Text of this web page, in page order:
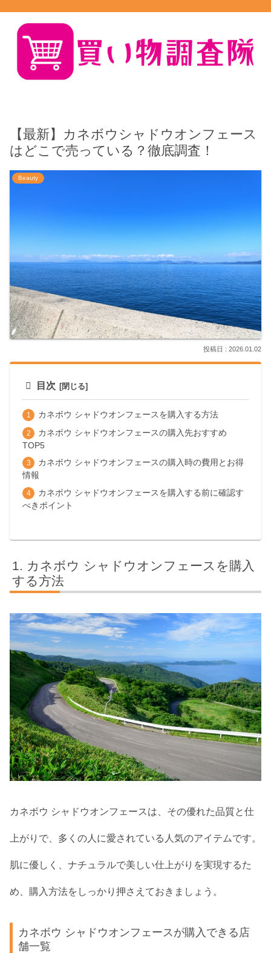
【最新】カネボウシャドウオンフェース
はどこで売っている？徹底調査！
Beauty
2026.01.02
目次
カネボウ シャドウオンフェースを購入する方法
カネボウ シャドウオンフェースの購入先おすすめ
TOP5
カネボウ シャドウオンフェースの購入時の費用とお得
情報
カネボウ シャドウオンフェースを購入する前に確認す
べきポイント
カネボウ シャドウオンフェースを購入
する方法
カネボウ シャドウオンフェースは、その優れた品質と仕
上がりで、多くの人に愛されている人気のアイテムです。
肌に優しく、ナチュラルで美しい仕上がりを実現するた
め、購入方法をしっかり押さえておきましょう。
カネボウ シャドウオンフェースが購入できる店
舗一覧